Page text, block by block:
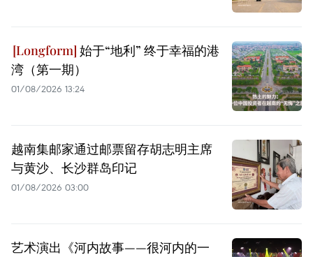
始于“地利” 终于幸福的港
湾（第一期）
01/08/2026 13:24
越南集邮家通过邮票留存胡志明主席
与黄沙、长沙群岛印记
01/08/2026 03:00
艺术演出《河内故事——很河内的一